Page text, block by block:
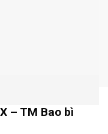
– TM Bao bì